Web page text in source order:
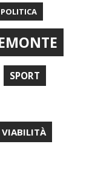
POLITICA
SPORT
VIABILITÀ